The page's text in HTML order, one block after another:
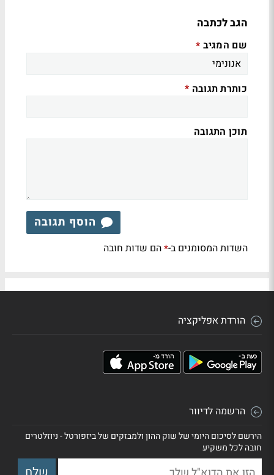
הגב לכתבה
שם המגיב *
כותרת תגובה *
תוכן התגובה
הוסף תגובה
השדות המסומנים ב-*הם שדות חובה
הורדת אפליקציה
הרשמה לדיוור
הירשם לסיכום היומי של שוק ההון ולמבזקים של ביזפורטל - ניוזלטרים
חובה לכל משקיע